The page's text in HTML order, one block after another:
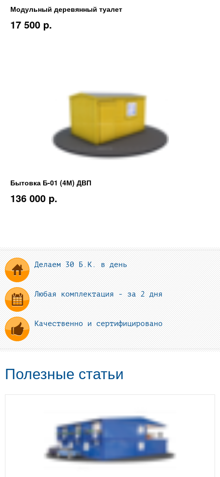
Модульный деревянный туалет
17 500 p.
Бытовка Б-01 (4М) ДВП
136 000 p.
Делаем 30 Б.К. в день
Любая комплектация - за 2 дня
Качественно и сертифицировано
Полезные статьи